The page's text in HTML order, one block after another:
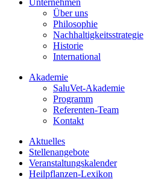
Über uns
Philosophie
Nachhaltigkeitsstrategie
Historie
International
Akademie
SaluVet-Akademie
Programm
Referenten-Team
Kontakt
Aktuelles
Stellenangebote
Veranstaltungskalender
Heilpflanzen-Lexikon